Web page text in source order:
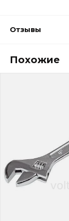
Отзывы
Похожие